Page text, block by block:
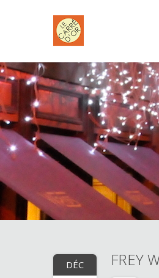
DÉC FREY